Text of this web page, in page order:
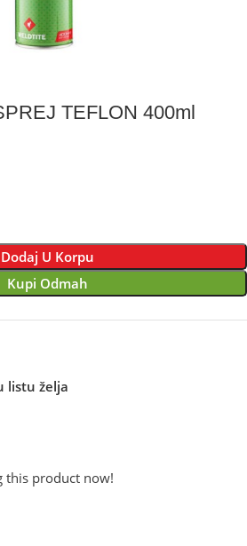
TEFLON 400ml
Dodaj U Korpu
Kupi Odmah
listu želja
this product now!